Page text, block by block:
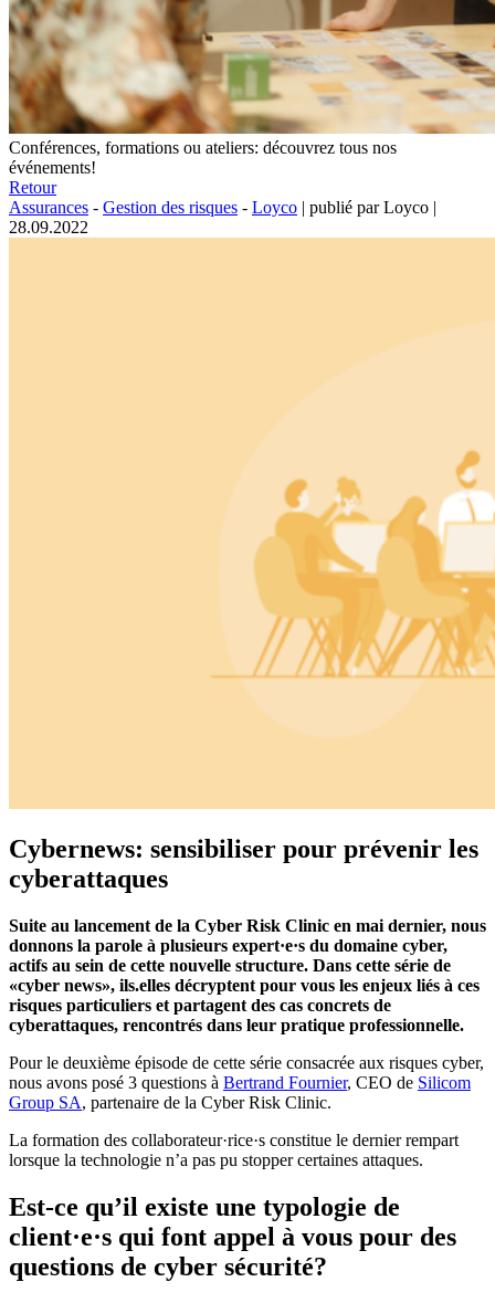
Conférences, formations ou ateliers: découvrez tous nos
événements!
Retour
Assurances - Gestion des risques - Loyco | publié par Loyco |
28.09.2022
Cybernews: sensibiliser pour prévenir les
cyberattaques
Suite au lancement de la Cyber Risk Clinic en mai dernier, nous
donnons la parole à plusieurs expert·e·s du domaine cyber,
actifs au sein de cette nouvelle structure. Dans cette série de
«cyber news», ils.elles décryptent pour vous les enjeux liés à ces
risques particuliers et partagent des cas concrets de
cyberattaques, rencontrés dans leur pratique professionnelle.
Pour le deuxième épisode de cette série consacrée aux risques cyber,
nous avons posé 3 questions à Bertrand Fournier, CEO de Silicom
Group SA, partenaire de la Cyber Risk Clinic.
La formation des collaborateur·rice·s constitue le dernier rempart
lorsque la technologie n’a pas pu stopper certaines attaques.
Est-ce qu’il existe une typologie de
client·e·s qui font appel à vous pour des
questions de cyber sécurité?